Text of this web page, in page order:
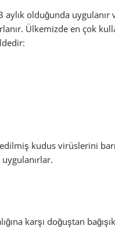
aylık olduğunda uygulanır
Ülkemizde en çok
kudus virüslerini
karşı doğuştan